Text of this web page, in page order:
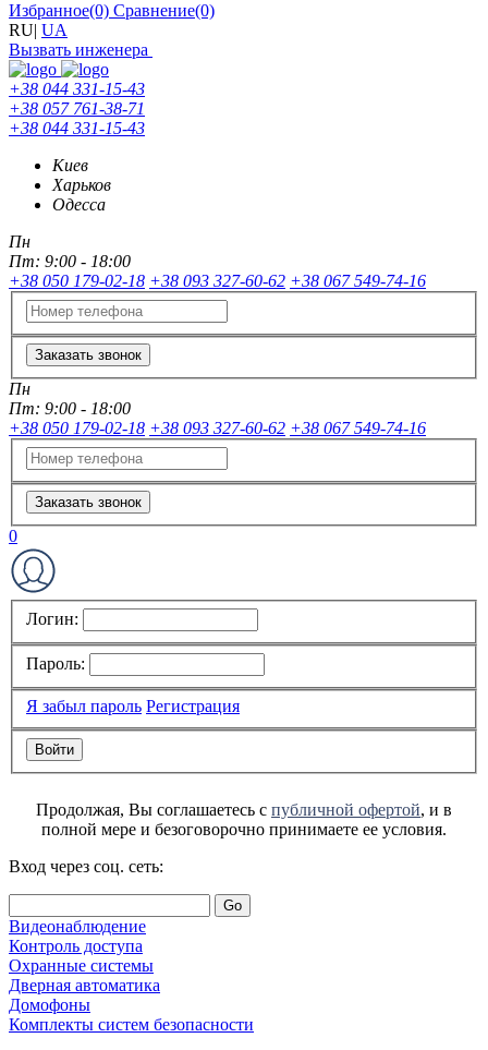
Избранное(0) Сравнение(0)
RU| UA
Вызвать инженера
+38 044 331-15-43
+38 057 761-38-71
+38 044 331-15-43
Киев
Харьков
Одесса
Пн
Пт: 9:00 - 18:00
+38 050 179-02-18 +38 093 327-60-62 +38 067 549-74-16
Заказать звонок
Пн
Пт: 9:00 - 18:00
+38 050 179-02-18 +38 093 327-60-62 +38 067 549-74-16
Заказать звонок
0
Логин:
Пароль:
Я забыл пароль Регистрация
Продолжая, Вы соглашаетесь с публичной офертой, и в
полной мере и безоговорочно принимаете ее условия.
Вход через соц. сеть:
Go
Видеонаблюдение
Контроль доступа
Охранные системы
Дверная автоматика
Домофоны
Комплекты систем безопасности